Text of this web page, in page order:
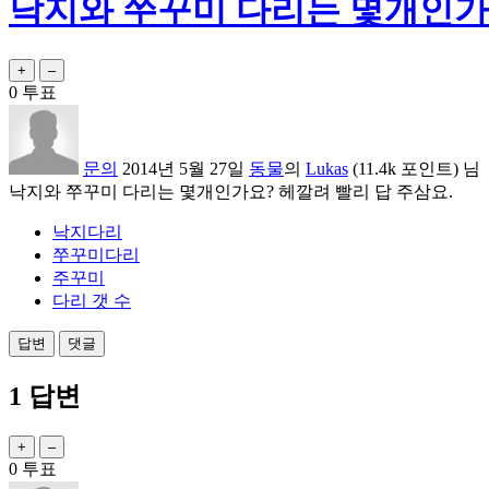
낙지와 쭈꾸미 다리는 몇개인
0 투표
문의 2014년 5월 27일 동물의 Lukas (11.4k 포인트) 님
낙지와 쭈꾸미 다리는 몇개인가요? 헤깔려 빨리 답 주삼요.
낙지다리
쭈꾸미다리
주꾸미
다리 갯 수
1 답변
0 투표